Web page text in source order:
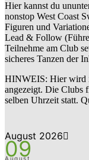
Hier kannst du
nonstop West Coast
Figuren und
Lead & Follow
Teilnehme am Club
sicheres Tanzen der
HINWEIS: Hier wird
angezeigt. Die Clubs
selben Uhrzeit statt.
August 2026
09
August